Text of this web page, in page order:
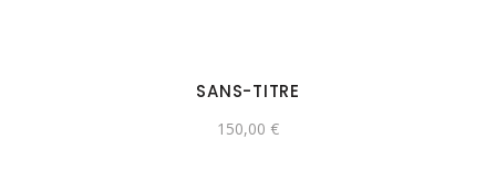
SANS-TITRE
150,00 €